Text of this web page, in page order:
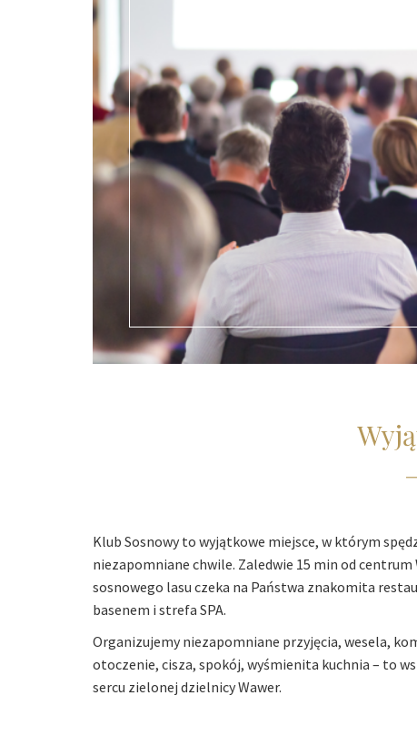
Klub Sosnowy to wyjątkowe miejsce, w którym
niezapomniane chwile. Zaledwie 15 min od centrum
sosnowego lasu czeka na Państwa znakomita
basenem i strefa SPA.
Organizujemy niezapomniane przyjęcia, wesela,
otoczenie, cisza, spokój, wyśmienita kuchnia – to
sercu zielonej dzielnicy Wawer.